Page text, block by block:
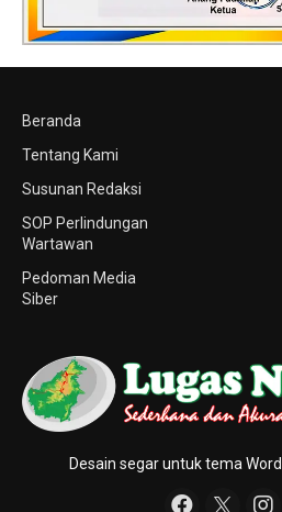
Beranda
Tentang Kami
Susunan Redaksi
SOP Perlindungan
Wartawan
Pedoman Media
Siber
Desain segar untuk tema